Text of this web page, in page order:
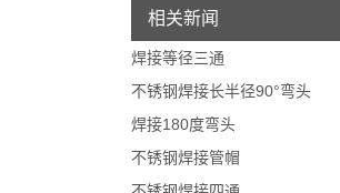
相关新闻
焊接等径三通
不锈钢焊接长半径90°弯头
焊接180度弯头
不锈钢焊接管帽